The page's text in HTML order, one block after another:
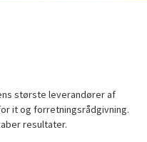
største leverandører af
it og forretningsrådgivning.
resultater.